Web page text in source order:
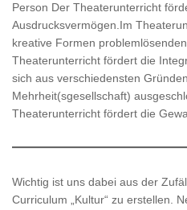
Person Der Theaterunterricht
Ausdrucksvermögen.Im
kreative Formen
Theaterunterricht fördert die
sich aus verschiedensten
Mehrheit(sgesellschaft)
Theaterunterricht fördert die
Wichtig ist uns dabei aus der
Curriculum „Kultur“ zu erstellen.